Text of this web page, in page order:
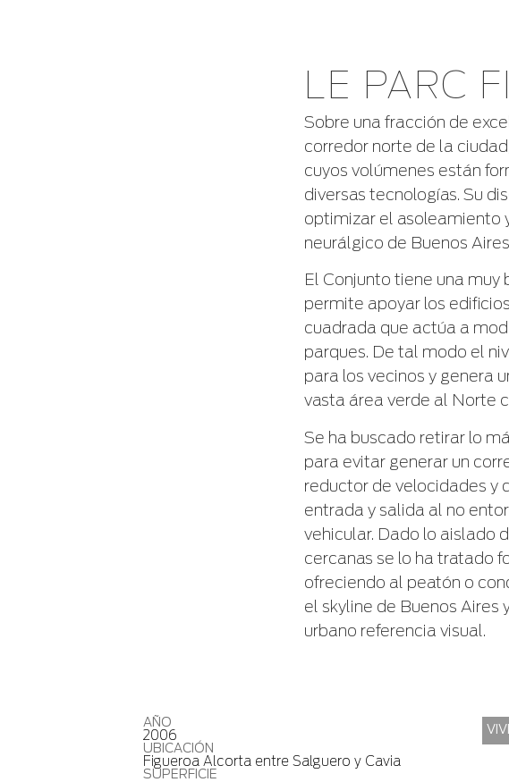
LE PARC
Sobre una fracción de
corredor norte de la
cuyos volúmenes están
diversas tecnologías. Su
optimizar el asoleamiento
neurálgico de Buenos
El Conjunto tiene una
permite apoyar los
cuadrada que actúa a
parques. De tal modo el
para los vecinos y genera
vasta área verde al Norte
Se ha buscado retirar lo
para evitar generar un
reductor de velocidades y
entrada y salida al no
vehicular. Dado lo aislado
cercanas se lo ha tratado
ofreciendo al peatón o
el skyline de Buenos
urbano referencia visual.
AÑO
2006
UBICACIÓN
Figueroa Alcorta entre Salguero y Cavia
SUPERFICIE